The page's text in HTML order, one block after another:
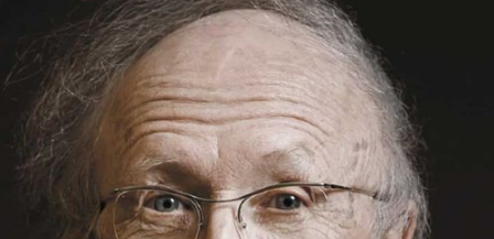
DISKOGRAFIE
MEDIENECHO
MITTEILUNGEN
MEDIENSTELLE
SHOP
IHR ENGAGEMENT